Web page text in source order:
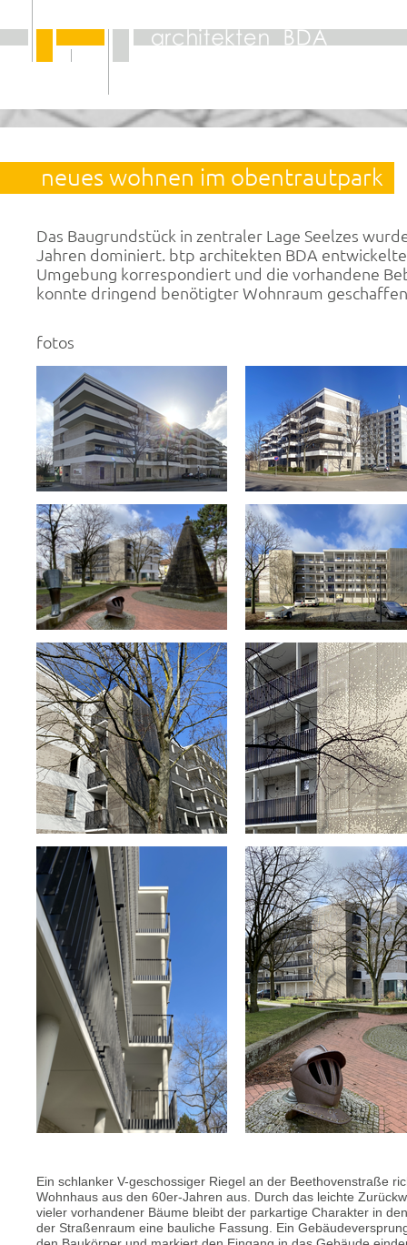
neues wohnen im obentrautpark
Das Baugrundstück in zentraler Lage Seelzes
Jahren dominiert. btp architekten BDA
Umgebung korrespondiert und die vorhandene
konnte dringend benötigter Wohnraum
fotos
Ein schlanker V-geschossiger Riegel an der Beethovenstraße
Wohnhaus aus den 60er-Jahren aus. Durch das leichte
vieler vorhandener Bäume bleibt der parkartige Charakter in
der Straßenraum eine bauliche Fassung. Ein